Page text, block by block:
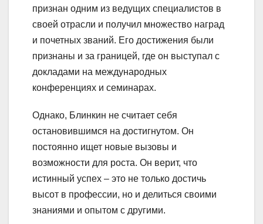
признан одним из ведущих специалистов в
своей отрасли и получил множество наград
и почетных званий. Его достижения были
признаны и за границей, где он выступал с
докладами на международных
конференциях и семинарах.
Однако, Блинкин не считает себя
остановившимся на достигнутом. Он
постоянно ищет новые вызовы и
возможности для роста. Он верит, что
истинный успех – это не только достичь
высот в профессии, но и делиться своими
знаниями и опытом с другими.